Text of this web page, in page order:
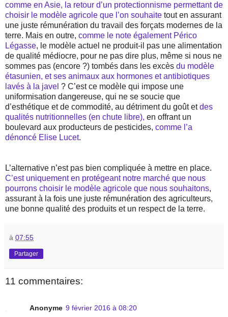
comme en Asie, la retour d’un protectionnisme permettant de
choisir le modèle agricole que l’on souhaite tout en assurant
une juste rémunération du travail des forçats modernes de la
terre. Mais en outre, comme le note également Périco
Légasse, le modèle actuel ne produit-il pas une alimentation
de qualité médiocre, pour ne pas dire plus, même si nous ne
sommes pas (encore ?) tombés dans les excès du modèle
étasunien, et ses animaux aux hormones et antibiotiques
lavés à la javel ? C’est ce modèle qui impose une
uniformisation dangereuse, qui ne se soucie que
d’esthétique et de commodité, au détriment du goût etdes
qualités nutritionnelles (en chute libre), en offrant un
boulevard aux producteurs de pesticides, comme l’a
dénoncé Elise Lucet.
L’alternative n’est pas bien compliquée à mettre en place.
C’est uniquement en protégeant notre marché que nous
pourrons choisir le modèle agricole que nous souhaitons,
assurant à la fois une juste rémunération des agriculteurs,
une bonne qualité des produits et un respect de la terre.
à 07:55
Partager
11 commentaires:
Anonyme 9 février 2016 à 08:20